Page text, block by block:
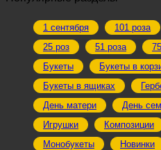
950 ₽.
1 сентября 101 роза
25 роз
51 роза
Букеты
Букеты в
Букеты в ящиках
День матери
День
Игрушки
Композиции
Монобукеты
Новинки